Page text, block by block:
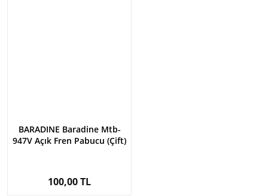
BARADINE Baradine Mtb-
947V Açık Fren Pabucu (Çift)
100,00 TL